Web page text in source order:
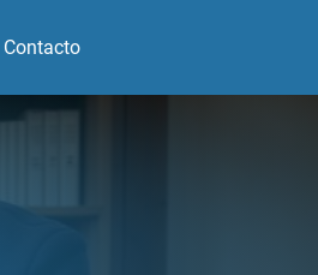
Contacto